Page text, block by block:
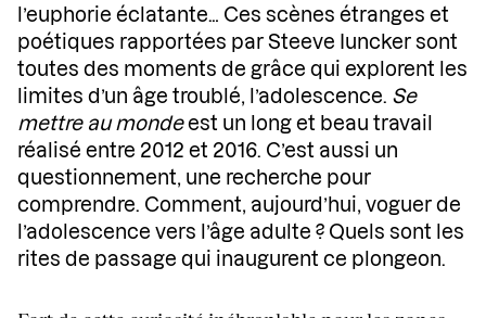
l’euphorie éclatante… Ces scènes étranges et
poétiques rapportées par Steeve Iuncker sont
toutes des moments de grâce qui explorent les
limites d’un âge troublé, l’adolescence. Se
mettre au mondeest un long et beau travail
réalisé entre 2012 et 2016. C’est aussi un
questionnement, une recherche pour
comprendre. Comment, aujourd’hui, voguer de
l’adolescence vers l’âge adulte ? Quels sont les
rites de passage qui inaugurent ce plongeon.